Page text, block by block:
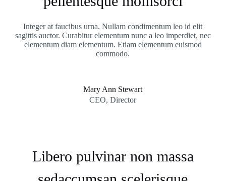
Integer at faucibus urna. Nullam condimentum leo id elit
sagittis auctor. Curabitur elementum nunc a leo imperdiet, nec
elementum diam elementum. Etiam elementum euismod
commodo.
Mary Ann Stewart
CEO, Director
Libero pulvinar non massa